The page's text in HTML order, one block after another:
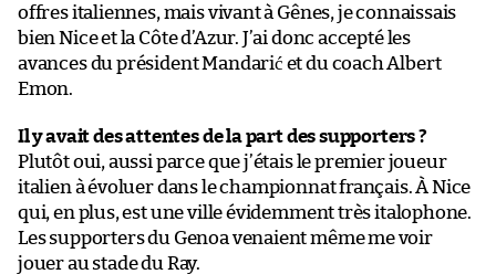
offres italiennes, mais vivant à Gênes, je connaissais
bien Nice et la Côte d’Azur. J’ai donc accepté les
avances du président Mandarić et du coach Albert
Emon.
Il y avait des attentes de la part des supporters ?
Plutôt oui, aussi parce que j’étais le premier joueur
italien à évoluer dans le championnat français. À Nice
qui, en plus, est une ville évidemment très italophone.
Les supporters du Genoa venaient même me voir
jouer au stade du Ray.